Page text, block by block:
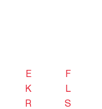
E
F
K
L
R
S